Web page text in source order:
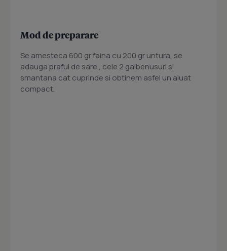
Mod de preparare
Se amesteca 600 gr faina cu 200 gr untura, se
adauga praful de sare , cele 2 galbenusuri si
smantana cat cuprinde si obtinem asfel un aluat
compact.